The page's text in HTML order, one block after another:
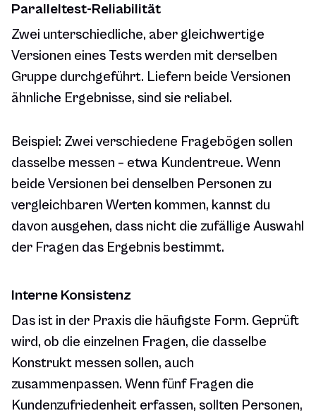
Paralleltest-Reliabilität
Zwei unterschiedliche, aber gleichwertige
Versionen eines Tests werden mit derselben
Gruppe durchgeführt. Liefern beide Versionen
ähnliche Ergebnisse, sind sie reliabel.
Beispiel: Zwei verschiedene Fragebögen sollen
dasselbe messen – etwa Kundentreue. Wenn
beide Versionen bei denselben Personen zu
vergleichbaren Werten kommen, kannst du
davon ausgehen, dass nicht die zufällige Auswahl
der Fragen das Ergebnis bestimmt.
Interne Konsistenz
Das ist in der Praxis die häufigste Form. Geprüft
wird, ob die einzelnen Fragen, die dasselbe
Konstrukt messen sollen, auch
zusammenpassen. Wenn fünf Fragen die
Kundenzufriedenheit erfassen, sollten Personen,